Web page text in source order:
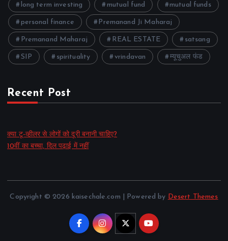
long term investing mutual fund mutual funds
personal finance Premanand Ji Maharaj
Premanand Maharaj REAL ESTATE satsang
SIP spirituality vrindavan म्यूचुअल फंड
Recent Post
क्या टू-व्हीलर से लोगों को दूरी बनानी चाहिए?
10वीं का बच्चा, दिल पढ़ाई में नहीं
Copyright © 2026 kaisechale.com | Powered by Desert Themes